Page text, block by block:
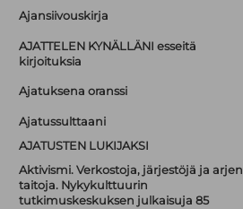
Ajansiivouskirja
AJATTELEN KYNÄLLÄNI esseitä
kirjoituksia
Ajatuksena oranssi
Ajatussulttaani
AJATUSTEN LUKIJAKSI
Aktivismi. Verkostoja, järjestöjä ja arjen
taitoja. Nykykulttuurin
tutkimuskeskuksen julkaisuja 85